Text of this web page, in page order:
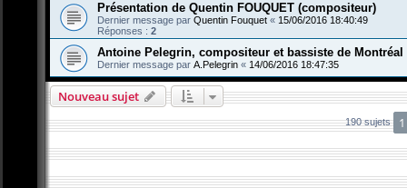
Présentation de Quentin FOUQUET (compositeur)
Dernier message par Quentin Fouquet « 15/06/2016 18:40:49
Réponses : 2
Antoine Pelegrin, compositeur et bassiste de Montréal
Dernier message par A.Pelegrin « 14/06/2016 18:47:35
Nouveau sujet
190 sujets 1